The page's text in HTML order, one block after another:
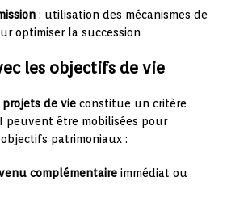
: utilisation des mécanismes de
optimiser la succession
les objectifs de vie
projets de vie constitue un critère
peuvent être mobilisées pour
patrimoniaux :
complémentaire immédiat ou